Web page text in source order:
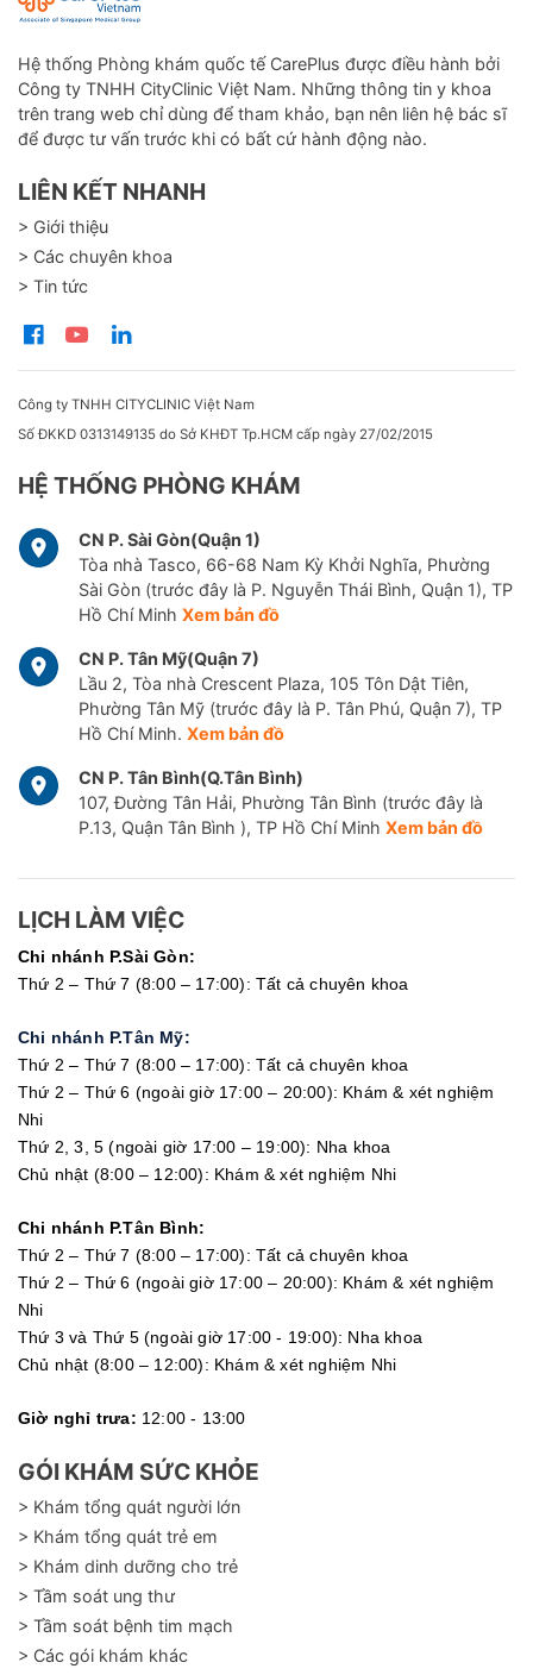
Hệ thống Phòng khám quốc tế CarePlus được điều hành bởi
Công ty TNHH CityClinic Việt Nam. Những thông tin y khoa
trên trang web chỉ dùng để tham khảo, bạn nên liên hệ bác sĩ
để được tư vấn trước khi có bất cứ hành động nào.
LIÊN KẾT NHANH
> Giới thiệu
> Các chuyên khoa
> Tin tức
Công ty TNHH CITYCLINIC Việt Nam
Số ĐKKD 0313149135 do Sở KHĐT Tp.HCM cấp ngày 27/02/2015
HỆ THỐNG PHÒNG KHÁM
CN P. Sài Gòn(Quận 1)
Tòa nhà Tasco, 66-68 Nam Kỳ Khởi Nghĩa, Phường
Sài Gòn (trước đây là P. Nguyễn Thái Bình, Quận 1), TP
Hồ Chí Minh Xem bản đồ
CN P. Tân Mỹ(Quận 7)
Lầu 2, Tòa nhà Crescent Plaza, 105 Tôn Dật Tiên,
Phường Tân Mỹ (trước đây là P. Tân Phú, Quận 7), TP
Hồ Chí Minh. Xem bản đồ
CN P. Tân Bình(Q.Tân Bình)
107, Đường Tân Hải, Phường Tân Bình (trước đây là
P.13, Quận Tân Bình ), TP Hồ Chí Minh Xem bản đồ
LỊCH LÀM VIỆC
Chi nhánh P.Sài Gòn:
Thứ 2 – Thứ 7 (8:00 – 17:00): Tất cả chuyên khoa
Chi nhánh P.Tân Mỹ:
Thứ 2 – Thứ 7 (8:00 – 17:00): Tất cả chuyên khoa
Thứ 2 – Thứ 6 (ngoài giờ 17:00 – 20:00): Khám & xét nghiệm
Nhi
Thứ 2, 3, 5 (ngoài giờ 17:00 – 19:00): Nha khoa
Chủ nhật (8:00 – 12:00): Khám & xét nghiệm Nhi
Chi nhánh P.Tân Bình:
Thứ 2 – Thứ 7 (8:00 – 17:00): Tất cả chuyên khoa
Thứ 2 – Thứ 6 (ngoài giờ 17:00 – 20:00): Khám & xét nghiệm
Nhi
Thứ 3 và Thứ 5 (ngoài giờ 17:00 - 19:00): Nha khoa
Chủ nhật (8:00 – 12:00): Khám & xét nghiệm Nhi
Giờ nghỉ trưa: 12:00 - 13:00
GÓI KHÁM SỨC KHỎE
> Khám tổng quát người lớn
> Khám tổng quát trẻ em
> Khám dinh dưỡng cho trẻ
> Tầm soát ung thư
> Tầm soát bệnh tim mạch
> Các gói khám khác